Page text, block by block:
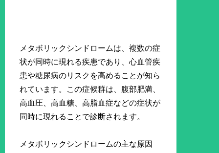
メタボリックシンドロームは、複数の症
状が同時に現れる疾患であり、心血管疾
患や糖尿病のリスクを高めることが知ら
れています。この症候群は、腹部肥満、
高血圧、高血糖、高脂血症などの症状が
同時に現れることで診断されます。
メタボリックシンドロームの主な原因